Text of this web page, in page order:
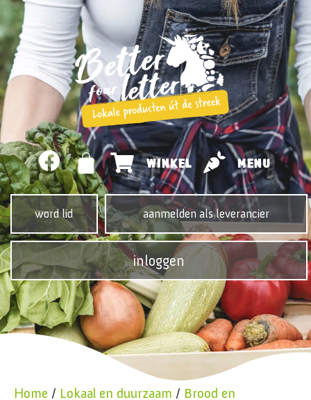
WINKEL MENU
word lid aanmelden als leverancier
inloggen
Home / Lokaal en duurzaam / Brood en